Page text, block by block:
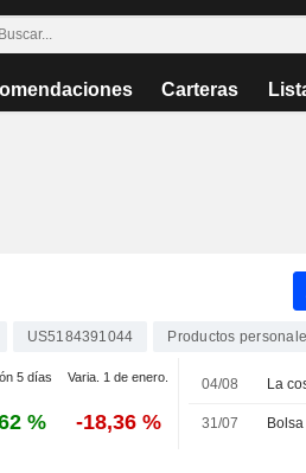
Carteras
US5184391044 Productos
5 días Varia. 1 de enero.
% -18,36 %
04/08
31/07